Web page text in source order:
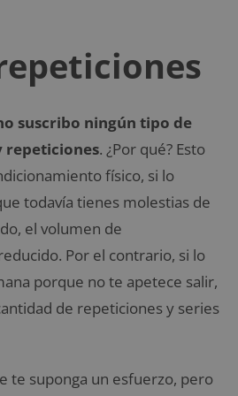
suscribo ningún tipo de
repeticiones. ¿Por qué? Esto
físico, si lo
todavía tienes molestias de
el volumen de
Por el contrario, si lo
porque no te apetece salir,
de repeticiones y series
te suponga un esfuerzo, pero